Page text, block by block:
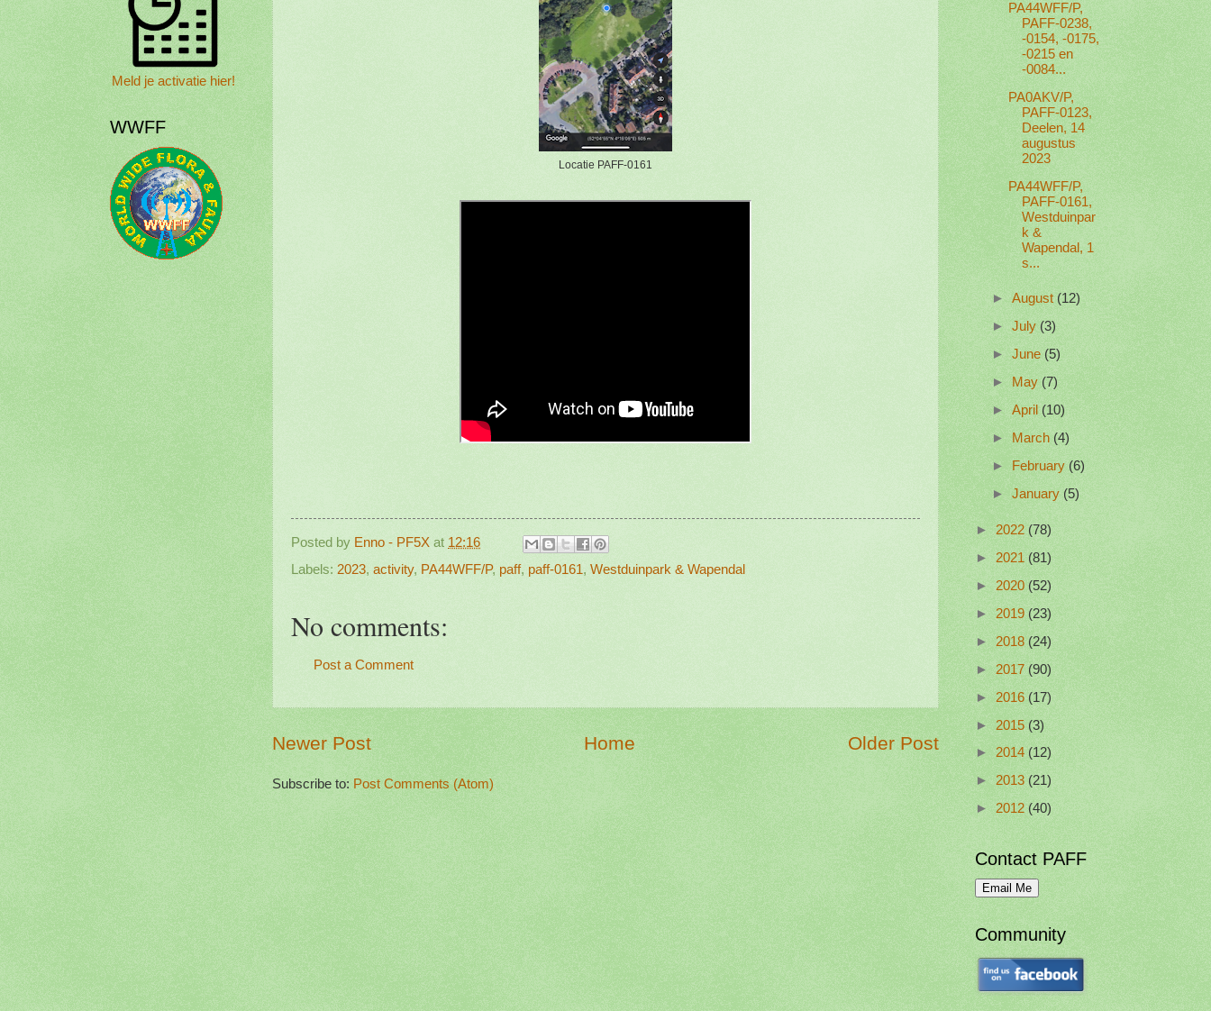
Locatie PAFF-0161
Posted by Enno - PF5X at 12:16
Labels: 2023, activity, PA44WFF/P, paff, paff-0161, Westduinpark & Wapendal
No comments:
Post a Comment
Newer Post Older Post
Home
Subscribe to: Post Comments (Atom)
Meld je activatie hier!
WWFF
PA44WFF/P,
PAFF-0238,
-0154, -0175,
-0215 en
-0084...
PA0AKV/P,
PAFF-0123,
Deelen, 14
augustus
2023
PA44WFF/P,
PAFF-0161,
Westduinpar
k &
Wapendal, 1
s...
► August (12)
► July (3)
► June (5)
►
May (7)
► April (10)
►
March (4)
►
February (6)
► January (5)
► 2022 (78)
► 2021 (81)
► 2020 (52)
► 2019 (23)
► 2018 (24)
► 2017 (90)
► 2016 (17)
► 2015 (3)
► 2014 (12)
► 2013 (21)
► 2012 (40)
Contact PAFF
Community